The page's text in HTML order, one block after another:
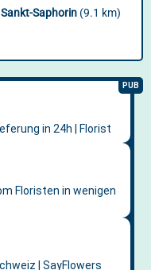
Sankt-Saphorin (9.1 km)